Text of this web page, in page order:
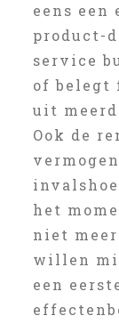
eens
product-
service
of belegt
uit
Ook de
het
niet
willen
een